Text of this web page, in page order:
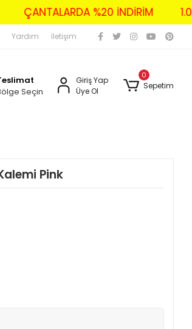
ÇANTALARDA %20 İNDİRİM
Yardım İletişim
Seçin
Giriş Yap
Üye Ol
0
Sepetim
Pink